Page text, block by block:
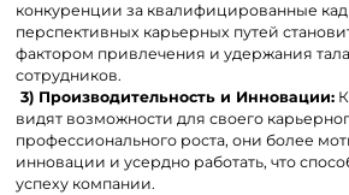
конкуренции за квалифицированные
перспективных карьерных путей
фактором привлечения и удержания
сотрудников.
3) Производительность и Инновации:
видят возможности для своего
профессионального роста, они более
инновации и усердно работать, что
успеху компании.